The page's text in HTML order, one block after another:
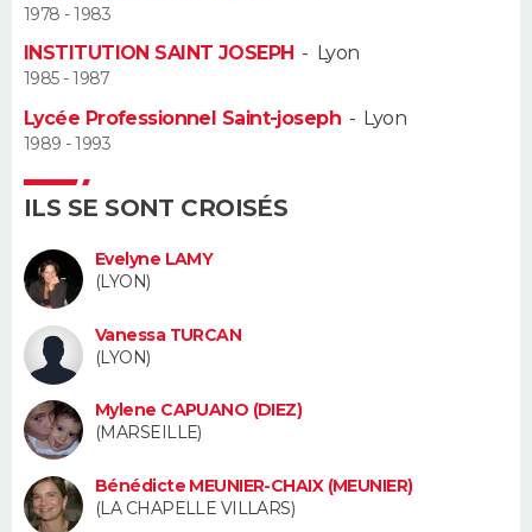
Alimentation
Guide de la santé
Maladies
Médicaments
Sommeil
VOYAGE
PHOTO
BONS PLANS
CARTE DE VOEUX
Carte de Noël
Carte Bonne année
Carte Saint-Valentin
Carte Pâques
Carte d'anniversaire
DICTIONNAIRE
Dictionnaire
Biographies
Citations
Expressions
Proverbes
PROGRAMME TV
COPAINS D'AVANT
S'inscrire
Se connecter
Lycées
Collèges
Primaires
Universités
Entreprises
Service militaire
Avis de recherche
AVIS DE DÉCÈS
1978 - 1983
INSTITUTION SAINT JOSEPH - Lyon
1985 - 1987
Lycée Professionnel Saint-joseph - Lyon
1989 - 1993
ILS SE SONT CROISÉS
Evelyne LAMY
(LYON)
Vanessa TURCAN
(LYON)
Mylene CAPUANO (DIEZ)
(MARSEILLE)
Bénédicte MEUNIER-CHAIX (MEUNIER)
(LA CHAPELLE VILLARS)